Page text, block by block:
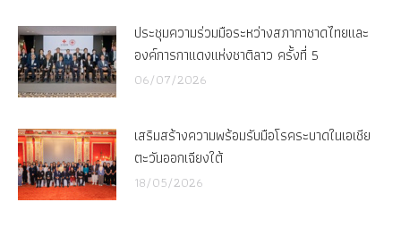
ประชุมความร่วมมือระหว่างสภากาชาดไทยและ
องค์การกาแดงแห่งชาติลาว ครั้งที่ 5
06/07/2026
เสริมสร้างความพร้อมรับมือโรคระบาดในเอเชีย
ตะวันออกเฉียงใต้
18/05/2026